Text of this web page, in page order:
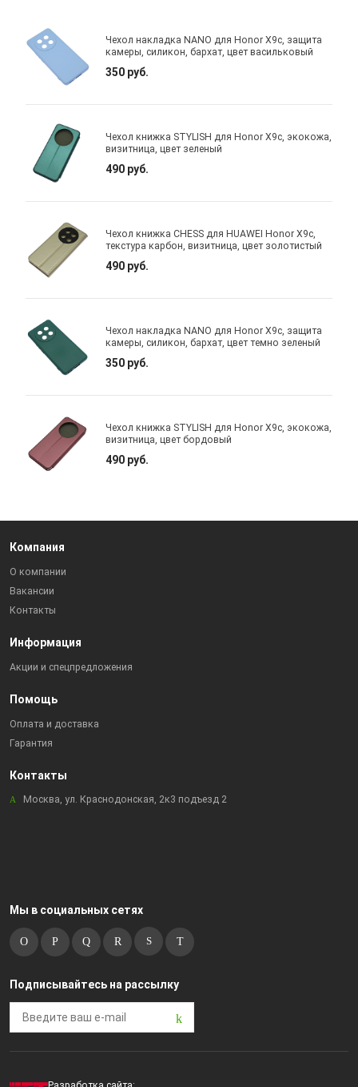
Чехол накладка NANO для Honor X9c, защита
камеры, силикон, бархат, цвет васильковый
350 руб.
Чехол книжка STYLISH для Honor X9c, экокожа,
визитница, цвет зеленый
490 руб.
Чехол книжка CHESS для HUAWEI Honor X9c,
текстура карбон, визитница, цвет золотистый
490 руб.
Чехол накладка NANO для Honor X9c, защита
камеры, силикон, бархат, цвет темно зеленый
350 руб.
Чехол книжка STYLISH для Honor X9c, экокожа,
визитница, цвет бордовый
490 руб.
Компания
О компании
Вакансии
Контакты
Информация
Акции и спецпредложения
Помощь
Оплата и доставка
Гарантия
Контакты
Москва, ул. Краснодонская, 2к3 подъезд 2
Мы в социальных сетях
Подписывайтесь на рассылку